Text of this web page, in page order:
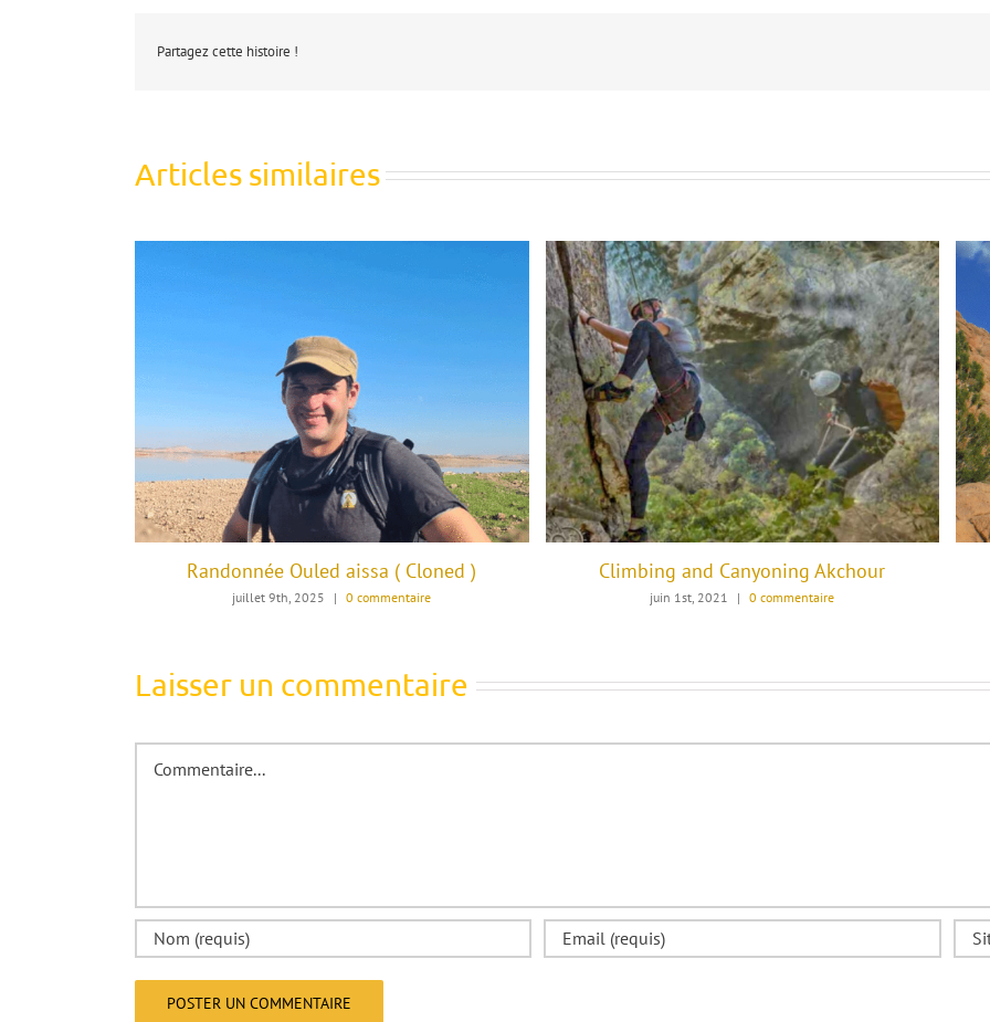
Partagez cette histoire !
Articles similaires
Randonnée Ouled aissa ( Cloned )
juillet 9th, 2025 | 0 commentaire
Climbing and Canyoning Akchour
juin 1st, 2021 | 0 commentaire
Laisser un commentaire